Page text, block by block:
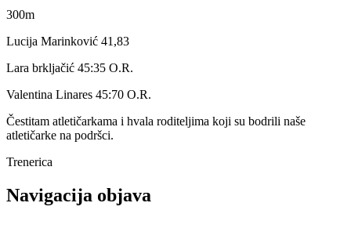
300m
Lucija Marinković 41,83
Lara brkljačić 45:35 O.R.
Valentina Linares 45:70 O.R.
Čestitam atletičarkama i hvala roditeljima koji su bodrili naše
atletičarke na podršci.
Trenerica
Navigacija objava